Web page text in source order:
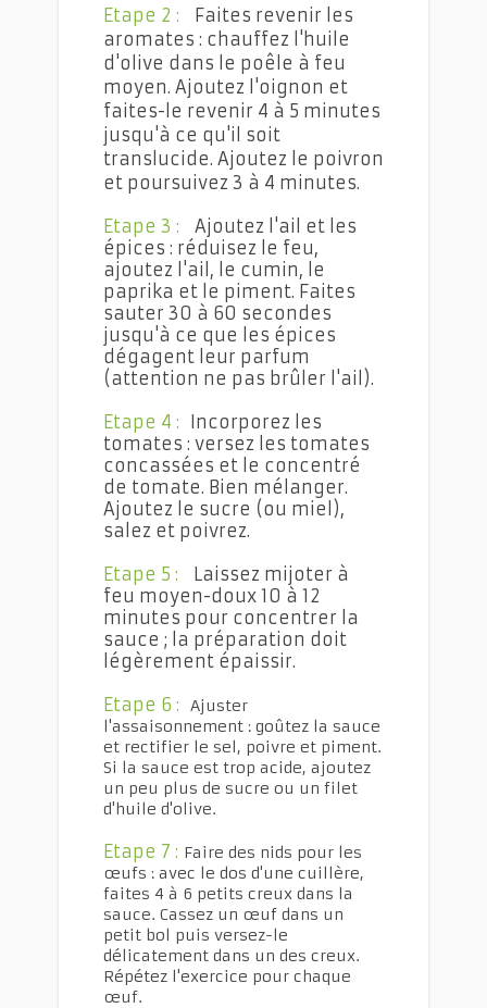
Etape 2 : Faites revenir les
aromates : chauffez l'huile
d'olive dans le poêle à feu
moyen. Ajoutez l'oignon et
faites-le revenir 4 à 5 minutes
jusqu'à ce qu'il soit
translucide. Ajoutez le poivron
et poursuivez 3 à 4 minutes.
Etape 3 :
Ajoutez l'ail et les
épices : réduisez le feu,
ajoutez l'ail, le cumin, le
paprika et le piment. Faites
sauter 30 à 60 secondes
jusqu'à ce que les épices
dégagent leur parfum
(attention ne pas brûler l'ail).
Etape 4 : Incorporez les
tomates : versez les tomates
concassées et le concentré
de tomate. Bien mélanger.
Ajoutez le sucre (ou miel),
salez et poivrez.
Etape 5 :
Laissez mijoter à
feu moyen-doux 10 à 12
minutes pour concentrer la
sauce ; la préparation doit
légèrement épaissir.
Etape 6 :
Ajuster
l'assaisonnement : goûtez la sauce
et rectifier le sel, poivre et piment.
Si la sauce est trop acide, ajoutez
un peu plus de sucre ou un filet
d'huile d'olive.
Etape 7 : Faire des nids pour les
œufs : avec le dos d'une cuillère,
faites 4 à 6 petits creux dans la
sauce. Cassez un œuf dans un
petit bol puis versez-le
délicatement dans un des creux.
Répétez l'exercice pour chaque
œuf.